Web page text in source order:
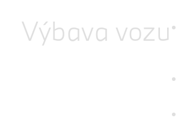
Výbava vozu